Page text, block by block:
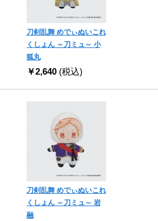
刀剣乱舞 めでぃぬいこれ
くしょん ～刀ミュ～ 小
狐丸
￥2,640 (税込)
刀剣乱舞 めでぃぬいこれ
くしょん ～刀ミュ～ 岩
融